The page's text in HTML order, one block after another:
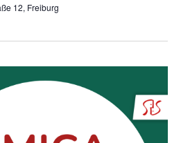
12, Freiburg